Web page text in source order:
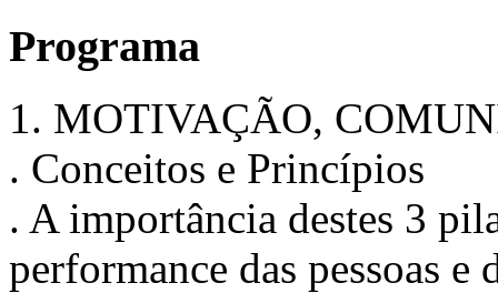
Programa
1. MOTIVAÇÃO,
. Conceitos e Princípios
. A importância destes 3
performance das pessoas e